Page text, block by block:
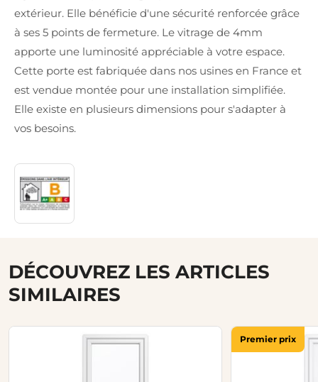
extérieur. Elle bénéficie d'une sécurité renforcée grâce
à ses 5 points de fermeture. Le vitrage de 4mm
apporte une luminosité appréciable à votre espace.
Cette porte est fabriquée dans nos usines en France et
est vendue montée pour une installation simplifiée.
Elle existe en plusieurs dimensions pour s'adapter à
vos besoins.
DÉCOUVREZ LES ARTICLES
SIMILAIRES
Premier prix